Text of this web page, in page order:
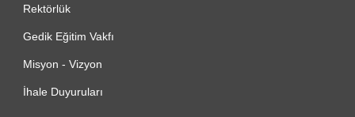
Rektörlük
Gedik Eğitim Vakfı
Misyon - Vizyon
İhale Duyuruları